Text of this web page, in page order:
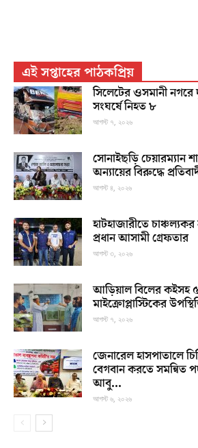
এই সপ্তাহের পাঠকপ্রিয়
সিলেটের ওসমানী
সংঘর্ষে নিহত ৮
আগস্ট ৭, ২০২৬
সোনাইছড়ি চেয়ারম্যান
অন্যায়ের বিরুদ্ধে
আগস্ট ৪, ২০২৬
হাটহাজারীতে
প্রধান আসামী গ্রেফতার
আগস্ট ৩, ২০২৬
আড়িয়াল বিলের কইসহ
মাইক্রোপ্লাস্টিকের
আগস্ট ৭, ২০২৬
জেনারেল হাসপাতালে
বেগবান করতে সমন্বিত
আবু...
আগস্ট ৬, ২০২৬